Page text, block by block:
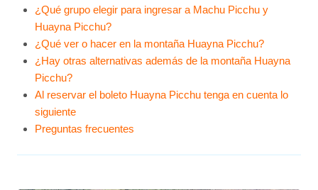
¿Qué grupo elegir para ingresar a Machu Picchu y
Huayna Picchu?
¿Qué ver o hacer en la montaña Huayna Picchu?
¿Hay otras alternativas además de la montaña Huayna
Picchu?
Al reservar el boleto Huayna Picchu tenga en cuenta lo
siguiente
Preguntas frecuentes